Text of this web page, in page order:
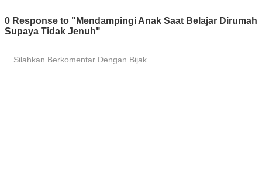
0 Response to "Mendampingi Anak Saat Belajar Dirumah
Supaya Tidak Jenuh"
Silahkan Berkomentar Dengan Bijak